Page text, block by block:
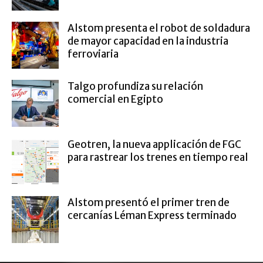
Alstom presenta el robot de soldadura
de mayor capacidad en la industria
ferroviaria
Talgo profundiza su relación
comercial en Egipto
Geotren, la nueva applicación de FGC
para rastrear los trenes en tiempo real
Alstom presentó el primer tren de
cercanías Léman Express terminado